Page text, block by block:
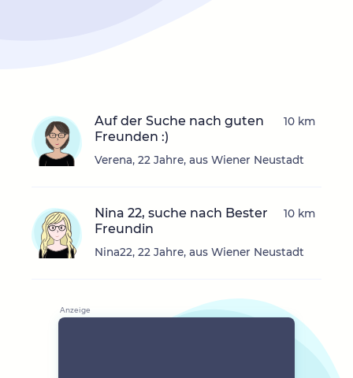
Auf der Suche nach guten
Freunden :)
Verena, 22 Jahre, aus Wiener Neustadt
10 km
Nina 22, suche nach Bester
Freundin
Nina22, 22 Jahre, aus Wiener Neustadt
10 km